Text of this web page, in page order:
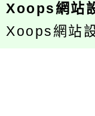
Xoops網站
Xoops網站